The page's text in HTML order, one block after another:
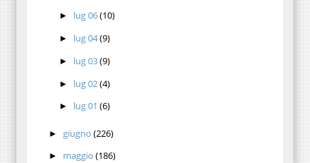
► lug 06(10)
► lug 04(9)
► lug 03(9)
► lug 02(4)
► lug 01(6)
► giugno (226)
► maggio (186)